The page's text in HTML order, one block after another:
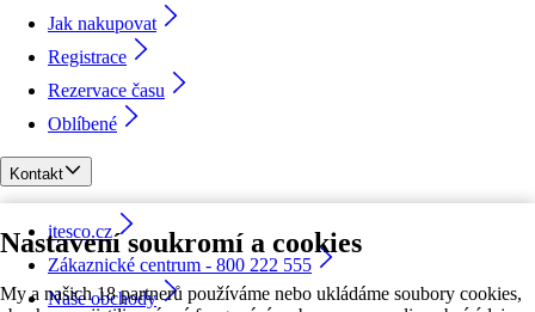
Nastavení soukromí a cookies
My a našich 18 partnerů používáme nebo ukládáme soubory cookies,
Jak nakupovat
Registrace
Rezervace času
Oblíbené
Kontakt
itesco.cz
Zákaznické centrum - 800 222 555
Naše obchody